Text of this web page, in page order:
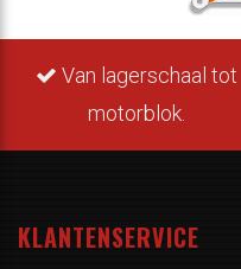
Van lagerschaal tot
motorblok.
KLANTENSERVICE